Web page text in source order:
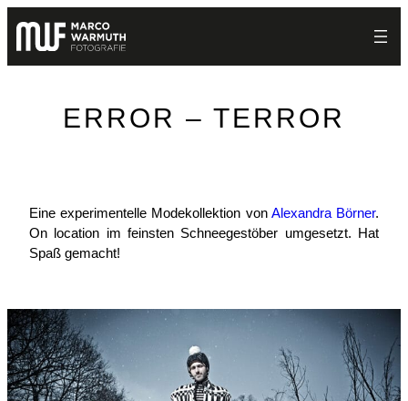
Zum
Inhalt
springen
ERROR – TERROR
Eine experimentelle Modekollektion von Alexandra Börner.
On location im feinsten Schneegestöber umgesetzt. Hat
Spaß gemacht!